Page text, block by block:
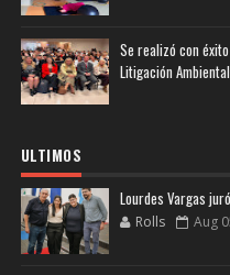
Se realizó con
Litigación
ULTIMOS
Lourdes Vargas
Rolls Aug